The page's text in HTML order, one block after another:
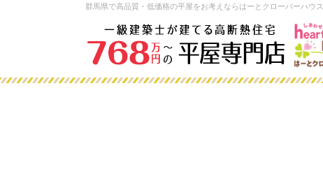
群馬県で高品質・低価格の平屋をお考えならはーとクローバーハウス